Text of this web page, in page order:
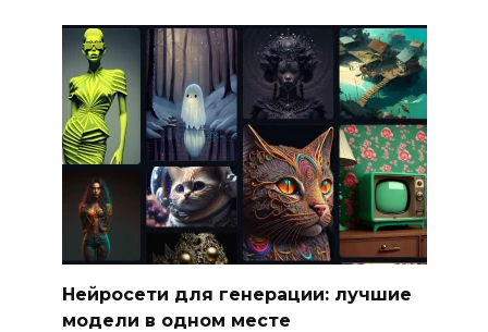
Нейросети для генерации: лучшие
модели в одном месте